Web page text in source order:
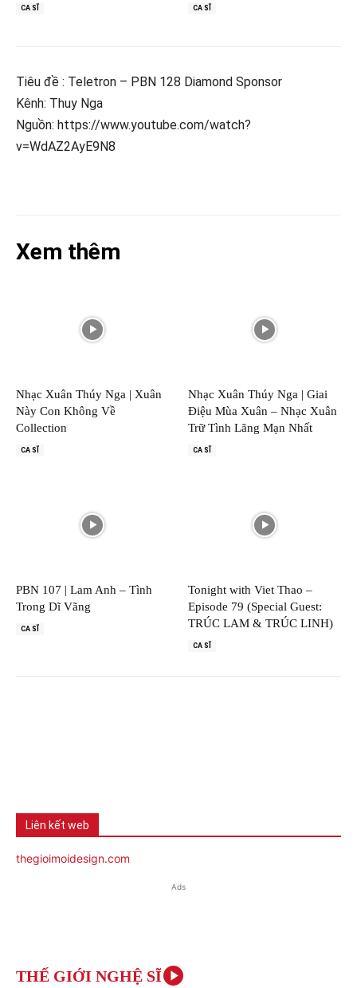
CA SĨ CA SĨ
Tiêu đề : Teletron – PBN 128 Diamond Sponsor
Kênh: Thuy Nga
Nguồn: https://www.youtube.com/watch?
v=WdAZ2AyE9N8
Xem thêm
Nhạc Xuân Thúy Nga | Xuân
Này Con Không Về
Collection
CA SĨ
Nhạc Xuân Thúy Nga | Giai
Điệu Mùa Xuân – Nhạc Xuân
Trữ Tình Lãng Mạn Nhất
CA SĨ
PBN 107 | Lam Anh – Tình
Trong Dĩ Vãng
CA SĨ
Tonight with Viet Thao –
Episode 79 (Special Guest:
TRÚC LAM & TRÚC LINH)
CA SĨ
Liên kết web
thegioimoidesign.com
Ads
THẾ GIỚI NGHỆ SĨ